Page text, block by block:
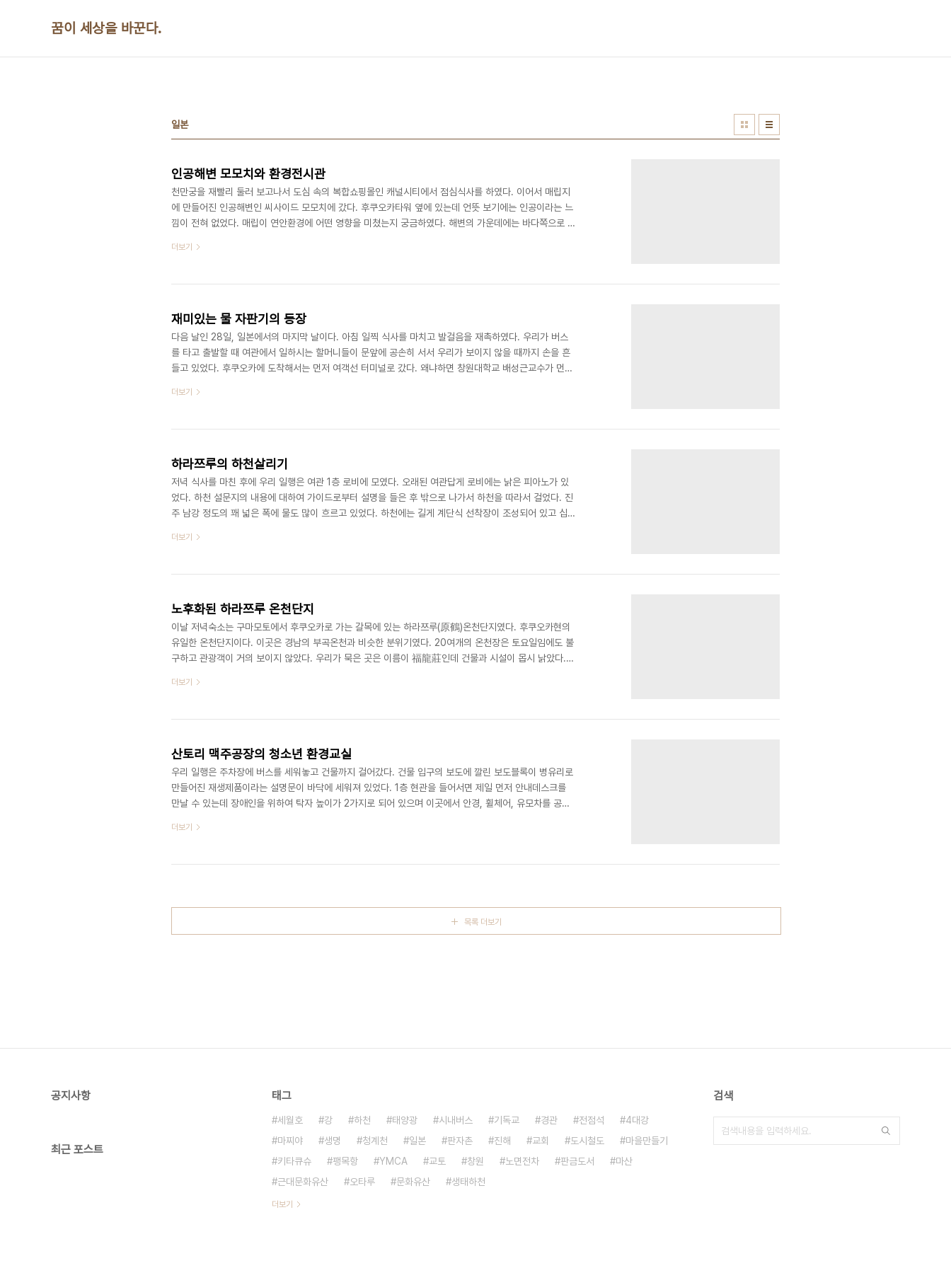
꿈이 세상을 바꾼다.
일본
인공해변 모모치와 환경전시관
천만궁을 재빨리 둘러 보고나서 도심 속의 복합쇼핑몰인 캐널시티에서 점심식사를 하였다. 이어서 매립지
에 만들어진 인공해변인 씨사이드 모모치에 갔다. 후쿠오카타워 옆에 있는데 언뜻 보기에는 인공이라는 느
낌이 전혀 없었다. 매립이 연안환경에 어떤 영향을 미쳤는지 궁금하였다. 해변의 가운데에는 바다쪽으로 돌
러보고 나서 입구에 있는 기념품 가게 등을 보고 키타큐슈로 이동하였다. 이제 마지막 견학코스로 환경전시
워져 있었다. 태양광 가로등, 재생블록 등에 관한 내용이었다. 우수를 지하에 저장하기 위해 투수성이 높은
더보기
재미있는 물 자판기의 등장
다음 날인 28일, 일본에서의 마지막 날이다. 아침 일찍 식사를 마치고 발걸음을 재촉하였다. 우리가 버스
를 타고 출발할 때 여관에서 일하시는 할머니들이 문앞에 공손히 서서 우리가 보이지 않을 때까지 손을 흔
들고 있었다. 후쿠오카에 도착해서는 먼저 여객선 터미널로 갔다. 왜냐하면 창원대학교 배성근교수가 먼저
처 환전을 못했었다. 내가 불편할까봐 이종훈사무처장이 첫째 날 저녁에 5,000엔을 빌려줘서 그동안 잘
었다. 마지막 날이긴 하지만 필요할 것 같아서 40만원을 엔화로 환전하였다. 우리들은 태재부로 가는 ..
더보기
하라쯔루의 하천살리기
저녁 식사를 마친 후에 우리 일행은 여관 1층 로비에 모였다. 오래된 여관답게 로비에는 낡은 피아노가 있
었다. 하천 설문지의 내용에 대하여 가이드로부터 설명을 들은 후 밖으로 나가서 하천을 따라서 걸었다. 진
주 남강 정도의 꽤 넓은 폭에 물도 많이 흐르고 있었다. 하천에는 길게 계단식 선착장이 조성되어 있고 십여
을 걸어 올라가니까 미니골프장이 조성되어 있고 하안에는 숲이 있는데 새들이 보였다. 비로소 자연형 하천
하고 있다는 것을 느낄 수 있었다. 하천지도에는 이곳을 스포츠광장이라고 표시해놓았다. 지도를 ..
더보기
노후화된 하라쯔루 온천단지
이날 저녁숙소는 구마모토에서 후쿠오카로 가는 갈목에 있는 하라쯔루(原鶴)온천단지였다. 후쿠오카현의
유일한 온천단지이다. 이곳은 경남의 부곡온천과 비슷한 분위기였다. 20여개의 온천장은 토요일임에도 불
구하고 관광객이 거의 보이지 않았다. 우리가 묵은 곳은 이름이 福龍莊인데 건물과 시설이 몹시 낡았다.
였다. 우리 숙소에도 모두 할머니들이었다. 우리들은 각자 자기 방에서 유카타로 갈아입고 노란 손수건을
너무 심한 것은 샤워기도 고장이 나서 온탕의 물을 퍼서 몸을 씻고 나서야 탕 안으로 들어갔다. 목욕탕..
더보기
산토리 맥주공장의 청소년 환경교실
우리 일행은 주차장에 버스를 세워놓고 건물까지 걸어갔다. 건물 입구의 보도에 깔린 보도블록이 병유리로
만들어진 재생제품이라는 설명문이 바닥에 세워져 있었다. 1층 현관을 들어서면 제일 먼저 안내데스크를
만날 수 있는데 장애인을 위하여 탁자 높이가 2가지로 되어 있으며 이곳에서 안경, 휠체어, 유모차를 공짜
려가 돋보였다. 관광객들이 꽤 많이 있었다. 회사운영에 있어서 견학, 홍보, 안내업무가 꽤 큰 비중을 차지
행을 인솔하는 안내양은 자신이 입고 있는 노란색의 상의는 PET용기를 재생하여 만든 천이라고 설..
더보기
목록 더보기
공지사항
최근 포스트
태그
세월호 강 하천 태양광 시내버스 기독교 경관 전점석
4대강
마찌야
생명 청계천 일본 판자촌 진해 교회 도시철도
마을만들기
키타큐슈
팽목항 YMCA 교토 창원 노면전차 판금도서
마산
근대문화유산
오타루 문화유산 생태하천
더보기
검색